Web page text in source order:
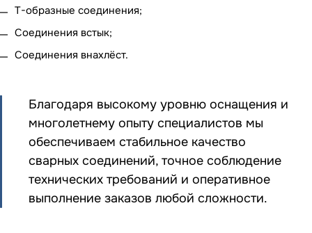
Т-образные соединения;
Соединения встык;
Соединения внахлёст.
Благодаря высокому уровню оснащения и
многолетнему опыту специалистов мы
обеспечиваем стабильное качество
сварных соединений, точное соблюдение
технических требований и оперативное
выполнение заказов любой сложности.